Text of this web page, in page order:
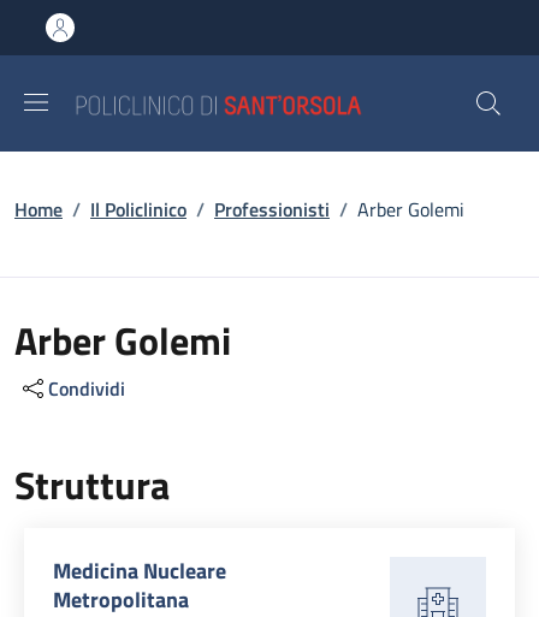
al contenuto principale
to footer content
Briciole di pane
Home / Il Policlinico / Professionisti / Arber Golemi
Arber Golemi
Condividi
Struttura
Medicina Nucleare
Metropolitana